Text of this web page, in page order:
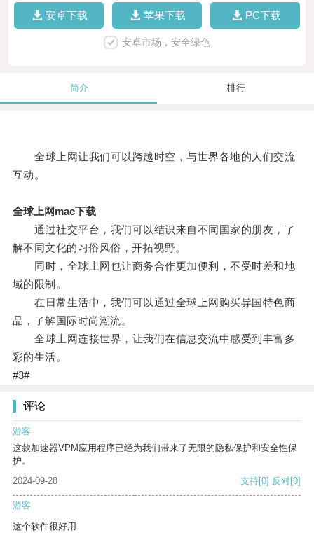
安卓下载 苹果下载 PC下载
安卓市场，安全绿色
简介 排行
全球上网让我们可以跨越时空，与世界各地的人们交流
互动。
全球上网mac下载
通过社交平台，我们可以结识来自不同国家的朋友，了
解不同文化的习俗风俗，开拓视野。
同时，全球上网也让商务合作更加便利，不受时差和地
域的限制。
在日常生活中，我们可以通过全球上网购买异国特色商
品，了解国际时尚潮流。
全球上网连接世界，让我们在信息交流中感受到丰富多
彩的生活。
#3#
评论
游客
这款加速器VPM应用程序已经为我们带来了无限的隐私保护和安全性保
护。
2024-09-28
支持[0] 反对[0]
游客
这个软件很好用